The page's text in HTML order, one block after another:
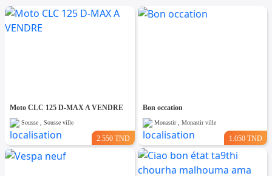
Moto CLC 125 D-MAX A VENDRE
Sousse , Sousse ville
2.550 TND
Bon occation
Monastir , Monastir ville
1.050 TND